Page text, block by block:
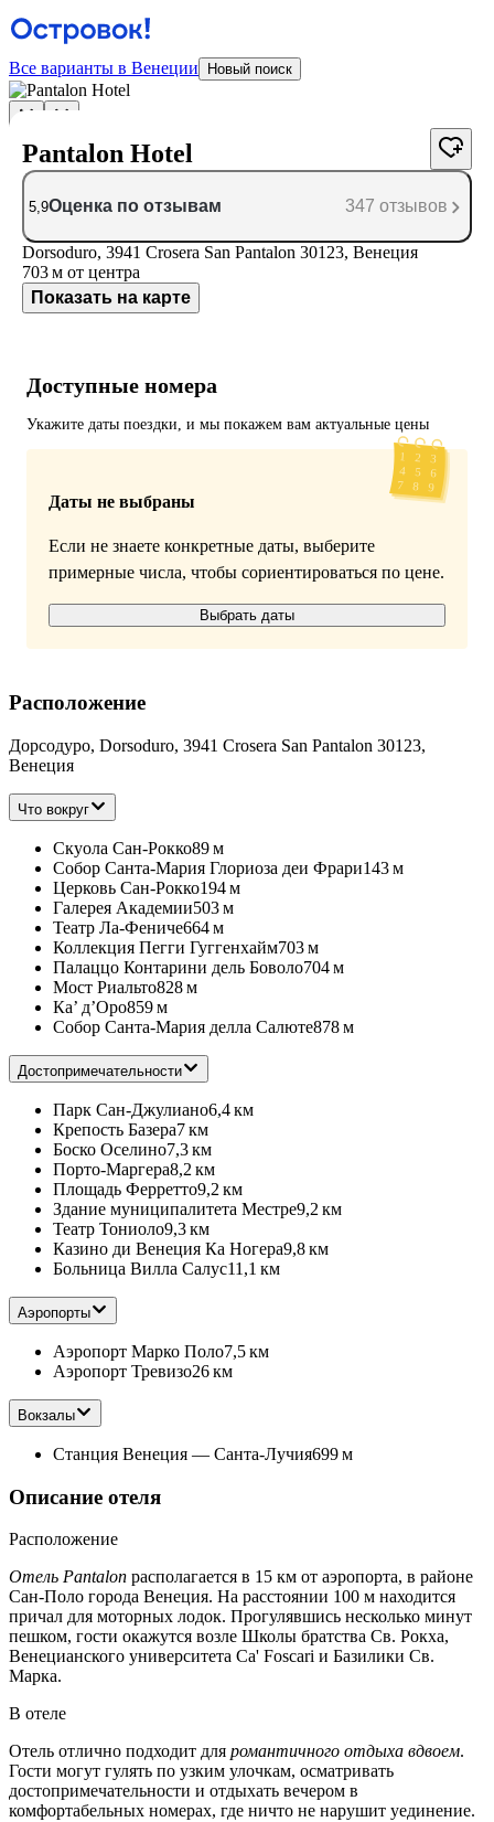
Все варианты в Венеции Новый поиск
Pantalon Hotel
5,9Оценка по отзывам 347 отзывов
Dorsoduro, 3941 Crosera San Pantalon 30123, Венеция
703 м от центра
Показать на карте
Доступные номера
Укажите даты поездки, и мы покажем вам актуальные цены
Даты не выбраны
Если не знаете конкретные даты, выберите
примерные числа, чтобы сориентироваться по цене.
Выбрать даты
Расположение
Дорсодуро, Dorsoduro, 3941 Crosera San Pantalon 30123,
Венеция
Что вокруг
Скуола Сан-Рокко89 м
Собор Санта-Мария Глориоза деи Фрари143 м
Церковь Сан-Рокко194 м
Галерея Академии503 м
Театр Ла-Фениче664 м
Коллекция Пегги Гуггенхайм703 м
Палаццо Контарини дель Боволо704 м
Мост Риальто828 м
Ка’ д’Оро859 м
Собор Санта-Мария делла Салюте878 м
Достопримечательности
Парк Сан-Джулиано6,4 км
Крепость Базера7 км
Боско Оселино7,3 км
Порто-Маргера8,2 км
Площадь Ферретто9,2 км
Здание муниципалитета Местре9,2 км
Театр Тониоло9,3 км
Казино ди Венеция Ка Ногера9,8 км
Больница Вилла Салус11,1 км
Аэропорты
Аэропорт Марко Поло7,5 км
Аэропорт Тревизо26 км
Вокзалы
Станция Венеция — Санта-Лучия699 м
Описание отеля
Расположение
Отель Pantalon располагается в 15 км от аэропорта, в районе
Сан-Поло города Венеция. На расстоянии 100 м находится
причал для моторных лодок. Прогулявшись несколько минут
пешком, гости окажутся возле Школы братства Св. Рокха,
Венецианского университета Ca' Foscari и Базилики Св.
Марка.
В отеле
Отель отлично подходит для романтичного отдыха вдвоем.
Гости могут гулять по узким улочкам, осматривать
достопримечательности и отдыхать вечером в
комфортабельных номерах, где ничто не нарушит уединение.